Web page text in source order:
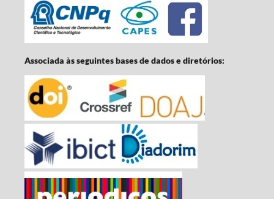
Associada às seguintes bases de dados e diretórios: